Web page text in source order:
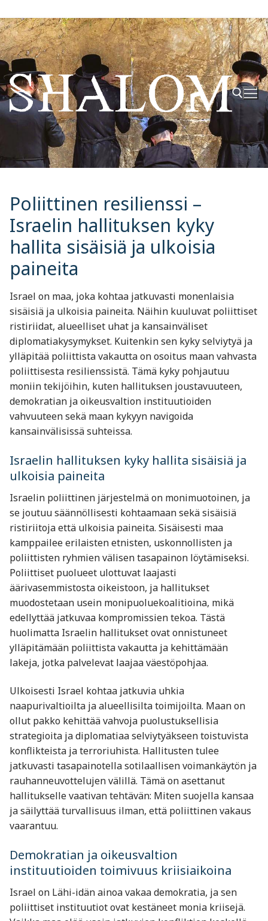
Hyppää
sisältöön
Hae:
Poliittinen resilienssi –
Israelin hallituksen kyky
hallita sisäisiä ja ulkoisia
paineita
Israel on maa, joka kohtaa jatkuvasti monenlaisia
sisäisiä ja ulkoisia paineita. Näihin kuuluvat poliittiset
ristiriidat, alueelliset uhat ja kansainväliset
diplomatiakysymykset. Kuitenkin sen kyky selviytyä ja
ylläpitää poliittista vakautta on osoitus maan vahvasta
poliittisesta resilienssistä. Tämä kyky pohjautuu
moniin tekijöihin, kuten hallituksen joustavuuteen,
demokratian ja oikeusvaltion instituutioiden
vahvuuteen sekä maan kykyyn navigoida
kansainvälisissä suhteissa.
Israelin hallituksen kyky hallita sisäisiä ja
ulkoisia paineita
Israelin poliittinen järjestelmä on monimuotoinen, ja
se joutuu säännöllisesti kohtaamaan sekä sisäisiä
ristiriitoja että ulkoisia paineita. Sisäisesti maa
kamppailee erilaisten etnisten, uskonnollisten ja
poliittisten ryhmien välisen tasapainon löytämiseksi.
Poliittiset puolueet ulottuvat laajasti
äärivasemmistosta oikeistoon, ja hallitukset
muodostetaan usein monipuoluekoalitioina, mikä
edellyttää jatkuvaa kompromissien tekoa. Tästä
huolimatta Israelin hallitukset ovat onnistuneet
ylläpitämään poliittista vakautta ja kehittämään
lakeja, jotka palvelevat laajaa väestöpohjaa.
Ulkoisesti Israel kohtaa jatkuvia uhkia
naapurivaltioilta ja alueellisilta toimijoilta. Maan on
ollut pakko kehittää vahvoja puolustuksellisia
strategioita ja diplomatiaa selviytyäkseen toistuvista
konflikteista ja terroriuhista. Hallitusten tulee
jatkuvasti tasapainotella sotilaallisen voimankäytön ja
rauhanneuvottelujen välillä. Tämä on asettanut
hallitukselle vaativan tehtävän: Miten suojella kansaa
ja säilyttää turvallisuus ilman, että poliittinen vakaus
vaarantuu.
Demokratian ja oikeusvaltion
instituutioiden toimivuus kriisiaikoina
Israel on Lähi-idän ainoa vakaa demokratia, ja sen
poliittiset instituutiot ovat kestäneet monia kriisejä.